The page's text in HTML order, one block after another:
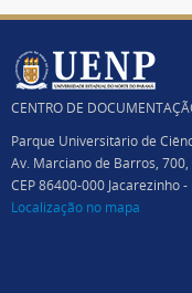
CENTRO DE
Parque Universitário de
Av. Marciano de Barros,
CEP 86400-000 Jacarezinho -
Localização no mapa